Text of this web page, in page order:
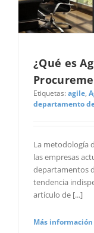
¿Qué es
Etiquetas: agile,
departamento
La metodología
las empresas
departamentos
tendencia
artículo de [...]
Más información